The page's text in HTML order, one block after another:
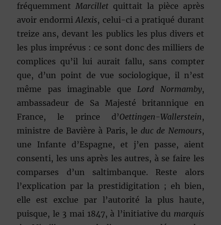
fréquemment Marcillet quittait la pièce après
avoir endormiAlexis, celui-ci a pratiqué durant
treize ans, devant les publics les plus divers et
les plus imprévus : ce sont donc des milliers de
complices qu’il lui aurait fallu, sans compter
que, d’un point de vue sociologique, il n’est
même pas imaginable que Lord Normamby,
ambassadeur de Sa Majesté britannique en
France, le prince d’Oettingen-Wallerstein,
ministre de Bavière à Paris, leduc de Nemours,
une Infante d’Espagne, et j’en passe, aient
consenti, les uns après les autres, à se faire les
comparses d’un saltimbanque. Reste alors
l’explication par la prestidigitation ; eh bien,
elle est exclue par l’autorité la plus haute,
puisque, le 3 mai 1847, à l’initiative du marquis